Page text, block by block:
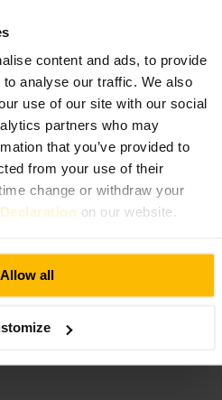
content and ads, to provide
analyse our traffic. We also
use of our site with our social
partners who may
that you’ve provided to
from your use of their
change or withdraw your
on our website.
Allow all
med både klassiske og kreative
baren, siddepladserne er få, og
kan foregå uden problemer.
op tidligt for at få plads ved baren.